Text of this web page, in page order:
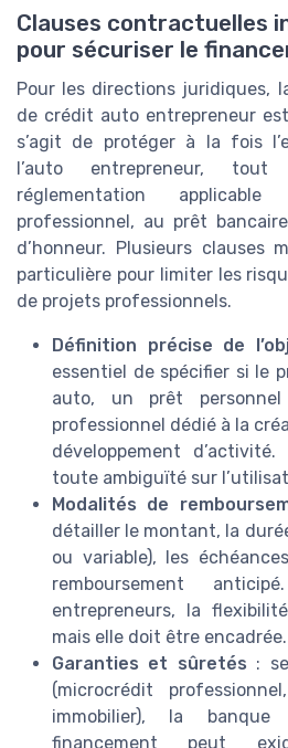
Clauses contractuelles
pour sécuriser le
Pour les directions juridiques,
de crédit auto entrepreneur
s’agit de protéger à la fois
l’auto entrepreneur,
réglementation
professionnel, au prêt
d’honneur. Plusieurs clauses
particulière pour limiter les
de projets professionnels.
Définition précise de
essentiel de spécifier si le
auto, un prêt
professionnel dédié à la
développement
toute ambiguïté sur
Modalités de
détailler le montant, la
ou variable), les
remboursement
entrepreneurs, la
mais elle doit être encadrée.
Garanties et sûretés :
(microcrédit
immobilier), la
financement peut